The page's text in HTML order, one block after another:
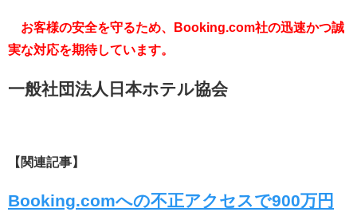
お客様の安全を守るため、Booking.com社の迅速かつ誠
実な対応を期待しています。
一般社団法人日本ホテル協会
【関連記事】
Booking.comへの不正アクセスで900万円